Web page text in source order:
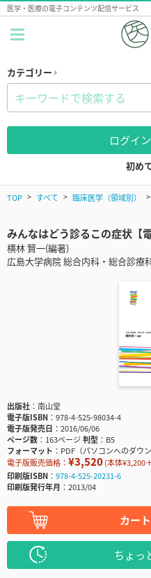
医学・医療の電子コンテンツ配信サービス
カテゴリー
ログイ
初め
TOP すべて 臨床医学（領域別）
みんなはどう診るこの症状【電
横林 賢一(編著)
広島大学病院 総合内科・総合診療
出版社
南山堂
電子版ISBN
978-4-525-98034-4
電子版発売日
2016/06/06
ページ数
163ページ判型
B5
フォーマット
PDF（パソコンへのダウ
電子版販売価格： ¥3,520(本体¥3,200
印刷版ISBN
978-4-525-20231-6
印刷版発行年月
2013/04
カー
ちょっ